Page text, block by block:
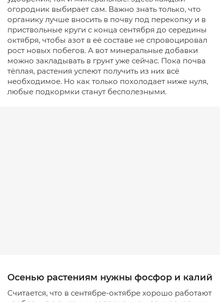
огородник выбирает сам. Важно знать только, что
органику лучше вносить в почву под перекопку и в
приствольные круги с конца сентября до середины
октября, чтобы азот в её составе не спровоцировал
рост новых побегов. А вот минеральные добавки
можно закладывать в грунт уже сейчас. Пока почва
тёплая, растения успеют получить из них всё
необходимое. Но как только похолодает ниже нуля,
любые подкормки станут бесполезными.
Осенью растениям нужны фосфор и калий
Считается, что в сентябре-октябре хорошо работают